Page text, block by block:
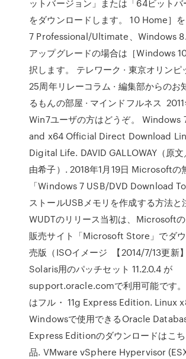
ットバージョン」または「64ビットバ
をダウンロードします。 10 Home］
7 Professional/Ultimate、Windows
アップグレードの場合は［Windows
択します。 テレワーク · 東京オリンピ
25周年リレーコラム · 編集部からのお
るもんの部屋 · マインドフルネス
Win7ユーザの方はどうぞ。 Windows
and x64 Official Direct Download
Digital Life. DAVID GALLOWAY（原
由希子）. 2018年1月19日 Microsoftの
「Windows 7 USB/DVD Download
ストールUSBメモリを作成する方法と
WUDTのリリース当初は、Microsoft
販売サイト「Microsoft Store」でダ
売版（ISOイメージ 【2014/7/13更新
Solaris用のパッチセット 11.2.0.4 が
support.oracle.comで利用可能です
はフル・ 11g Express Edition. Linux
Windowsで使用できるOracle
Express Editionのダウンロードはこ
品. VMware vSphere Hypervisor